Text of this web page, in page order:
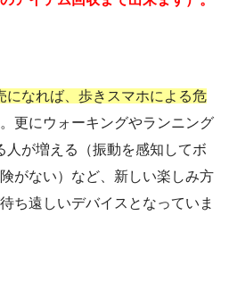
になれば、歩きスマホによる危
更にウォーキングやランニング
人が増える（振動を感知してボ
がない）など、新しい楽しみ方
ち遠しいデバイスとなっていま